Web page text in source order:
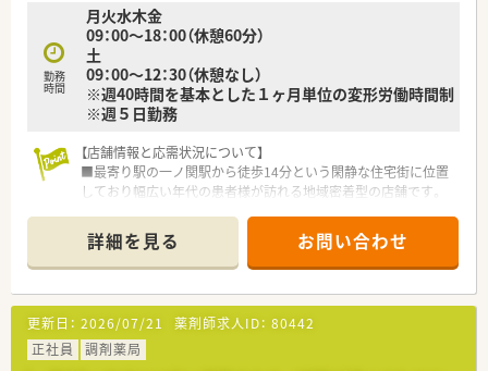
勤務
時間
月火水木金
09：00～18：00（休憩60分）
土
09：00～12：30（休憩なし）
※週40時間を基本とした１ヶ月単位の変形労働時間制
※週５日勤務
【店舗情報と応需状況について】
■最寄り駅の一ノ関駅から徒歩14分という閑静な住宅街に位置
しており幅広い年代の患者様が訪れる地域密着型の店舗です。
たり約100枚の処方箋を薬剤師5名と事務4名で対応します。
■近隣のクリニックからの処方箋がメインであり地域の医療ニ
ーズに応える質の高いサービスを提供している魅力的な環境で
す。
【募集背景と求める人物像について】
■現在は欠員補充のための募集を行っており地域医療に貢献し
詳細を見る お問い合わせ
更新日： 2026/07/21 薬剤師求人ID： 80442
正社員
調剤薬局